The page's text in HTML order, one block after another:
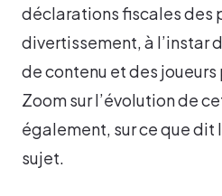
déclarations fiscales des
divertissement, à l’instar
de contenu et des joueurs
Zoom sur l’évolution de
également, sur ce que dit
sujet.